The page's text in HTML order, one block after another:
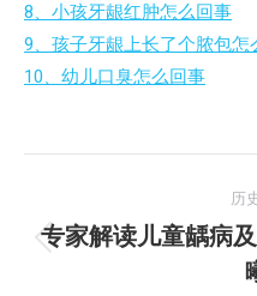
8、小孩牙龈红肿怎么回事
9、孩子牙龈上长了个脓包怎
10、幼儿口臭怎么回事
章
历
专家解读儿童龋病